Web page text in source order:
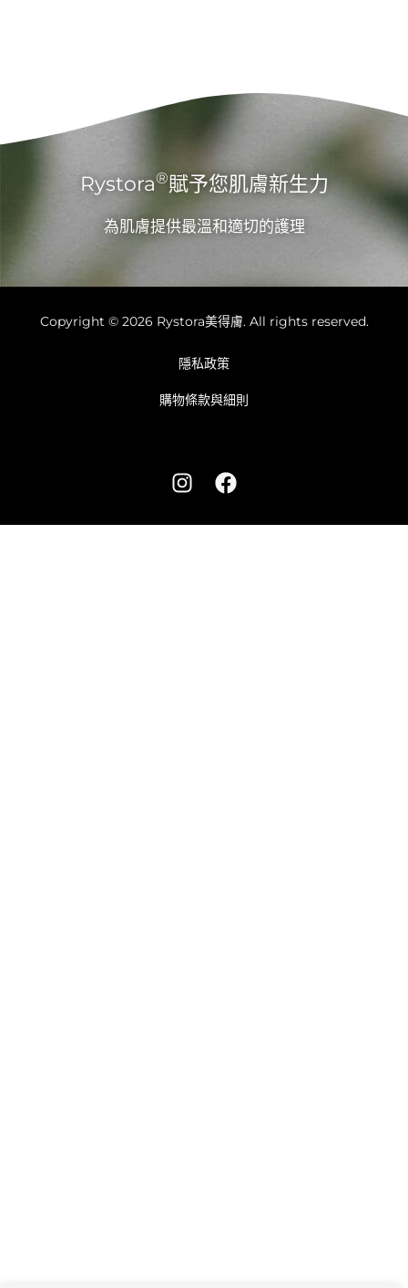
Rystora®賦予您肌膚新生力
為肌膚提供最溫和適切的護理
Copyright © 2026 Rystora美得膚. All rights reserved.
隱私政策
購物條款與細則